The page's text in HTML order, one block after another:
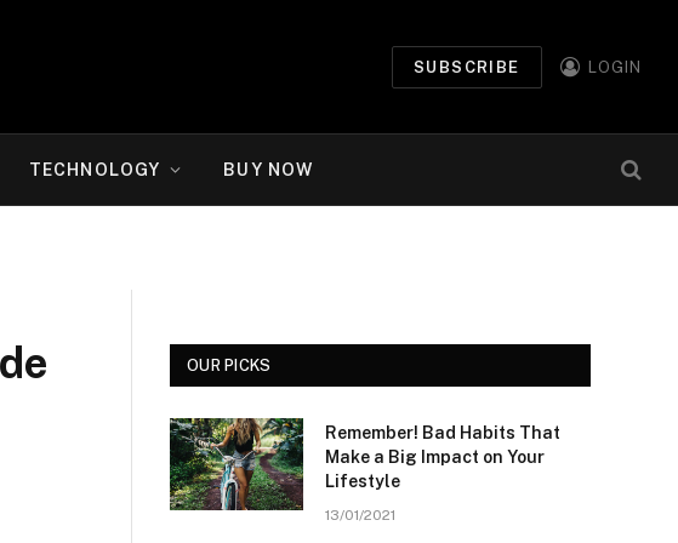
SUBSCRIBE LOGIN
TECHNOLOGY BUY NOW
OUR PICKS
Remember! Bad Habits That
Make a Big Impact on Your
Lifestyle
13/01/2021